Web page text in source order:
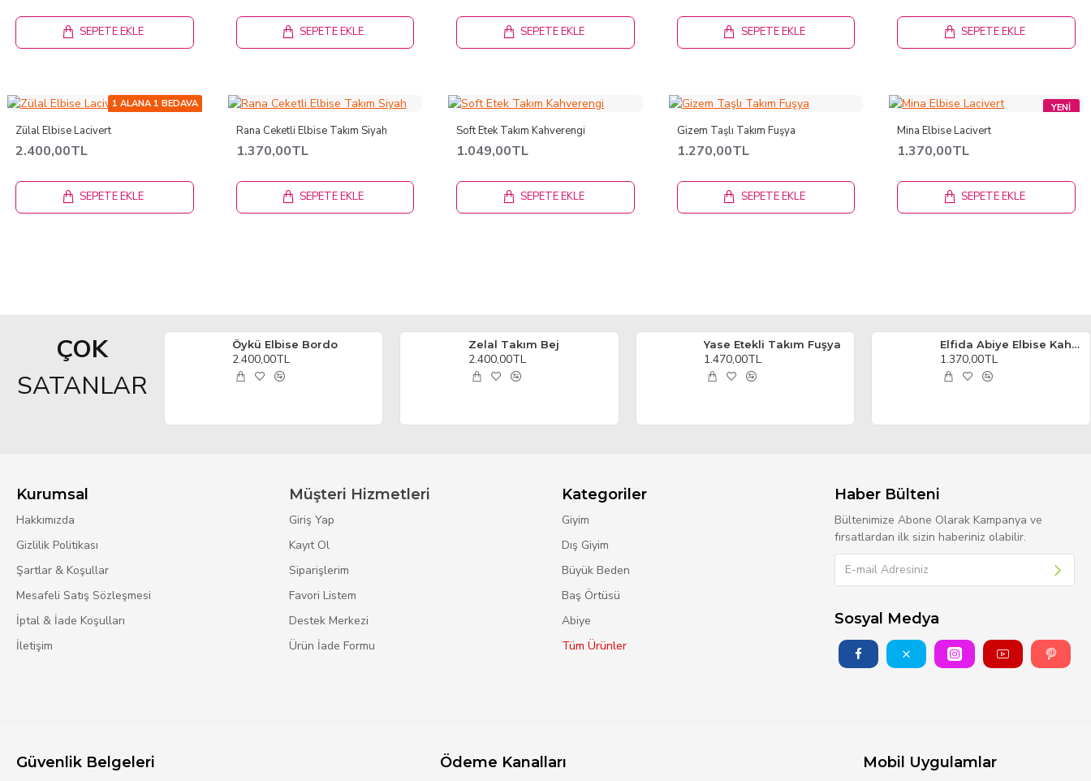
SEPETE EKLE SEPETE EKLE SEPETE EKLE SEPETE EKLE SEPETE EKLE
1 ALANA 1 BEDAVA
Zülal Elbise Lacivert
2.400,00TL
SEPETE EKLE
Rana Ceketli Elbise Takım Siyah
1.370,00TL
SEPETE EKLE
Soft Etek Takım Kahverengi
1.049,00TL
SEPETE EKLE
Gizem Taşlı Takım Fuşya
1.270,00TL
SEPETE EKLE
YENI
Mina Elbise Lacivert
1.370,00TL
SEPETE EKLE
ÇOK
SATANLAR
Öykü Elbise Bordo
2.400,00TL
Zelal Takım Bej
2.400,00TL
Yase Etekli Takım Fuşya
1.470,00TL
Elfida Abiye Elbise Kahve
1.370,00TL
Kurumsal
Hakkımızda
Gizlilik Politikası
Şartlar & Koşullar
Mesafeli Satış Sözleşmesi
İptal & İade Koşulları
İletişim
Müşteri Hizmetleri
Giriş Yap
Kayıt Ol
Siparişlerim
Favori Listem
Destek Merkezi
Ürün İade Formu
Kategoriler
Giyim
Dış Giyim
Büyük Beden
Baş Örtüsü
Abiye
Tüm Ürünler
Haber Bülteni
Bültenimize Abone Olarak Kampanya ve
fırsatlardan ilk sizin haberiniz olabilir.
Sosyal Medya
Güvenlik Belgeleri Ödeme Kanalları Mobil Uygulamlar